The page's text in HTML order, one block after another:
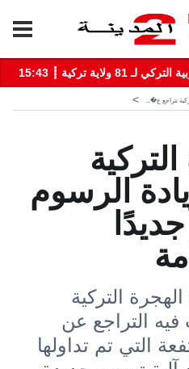
لـ 81 ولاية تركية
تتراجع ع�...
الرسوم
التركية
التراجع عن
التي تم تداولها